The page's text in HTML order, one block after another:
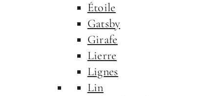
Étoile
Gatsby
Girafe
Lierre
Lignes
Lin